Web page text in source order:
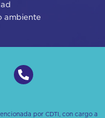
ambiente
por CDTI, con cargo a